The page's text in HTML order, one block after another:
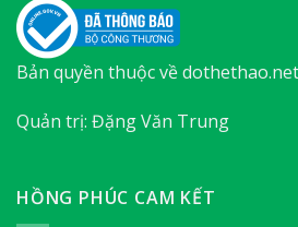
Bản quyền thuộc về
Quản trị: Đặng Văn Trung
HỒNG PHÚC CAM KẾT